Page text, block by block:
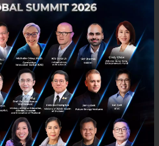
: 02-001-5375